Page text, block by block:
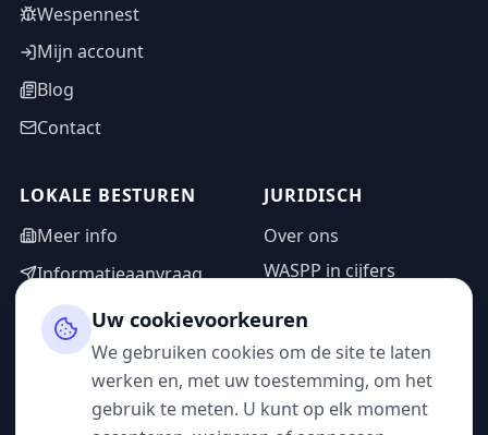
Wespennest
Mijn account
Blog
Contact
LOKALE BESTUREN
Meer info
Informatieaanvraag
Adminzone
JURIDISCH
Over ons
WASPP in cijfers
Privacybeleid
Gebruiksvoorwaarden
Uw cookievoorkeuren
We gebruiken cookies om de site te laten
werken en, met uw toestemming, om het
gebruik te meten. U kunt op elk moment